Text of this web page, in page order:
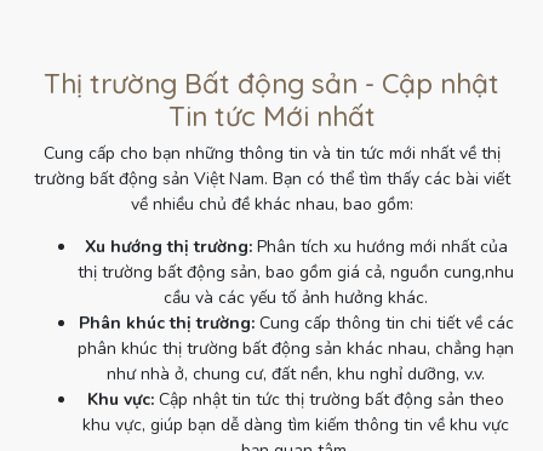
Thị trường Bất động sản - Cập nhật
Tin tức Mới nhất
Cung cấp cho bạn những thông tin và tin tức mới nhất về thị
trường bất động sản Việt Nam. Bạn có thể tìm thấy các bài viết
về nhiều chủ đề khác nhau, bao gồm:
Xu hướng thị trường:Phân tích xu hướng mới nhất của
thị trường bất động sản, bao gồm giá cả, nguồn cung,nhu
cầu và các yếu tố ảnh hưởng khác.
Phân khúc thị trường:Cung cấp thông tin chi tiết về các
phân khúc thị trường bất động sản khác nhau, chẳng hạn
như nhà ở, chung cư, đất nền, khu nghỉ dưỡng, v.v.
Khu vực: Cập nhật tin tức thị trường bất động sản theo
khu vực, giúp bạn dễ dàng tìm kiếm thông tin về khu vực